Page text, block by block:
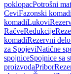
poklopacPotrošni
CeviFazonski komadi
komadiLukovi
RačveRedukcije
komadiRezervni
za SpojeviNatične
spojniceSpojnice sa
proizvodaPribor